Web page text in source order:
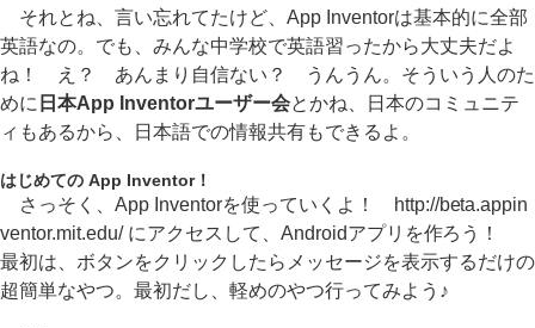
それとね、言い忘れてたけど、App Inventorは基本的に全部
英語なの。でも、みんな中学校で英語習ったから大丈夫だよ
ね！ え？ あんまり自信ない？ うんうん。そういう人のた
めに 日本App Inventorユーザー会とかね、日本のコミュニテ
ィもあるから、日本語での情報共有もできるよ。
はじめての App Inventor！
さっそく、App Inventorを使っていくよ！ http://beta.appin
ventor.mit.edu/ にアクセスして、Androidアプリを作ろう！
最初は、ボタンをクリックしたらメッセージを表示するだけの
超簡単なやつ。最初だし、軽めのやつ行ってみよう♪